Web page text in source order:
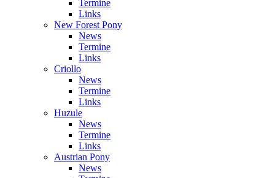
Termine
Links
New Forest Pony
News
Termine
Links
Criollo
News
Termine
Links
Huzule
News
Termine
Links
Austrian Pony
News